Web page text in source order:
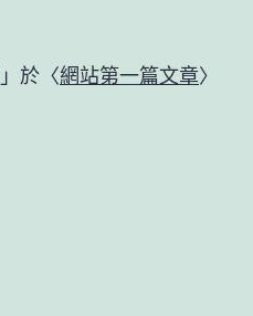
」於〈網站第一篇文章〉